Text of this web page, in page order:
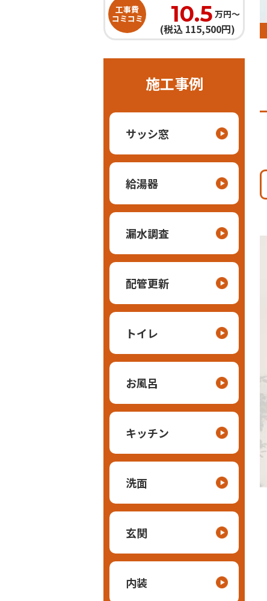
工事費
コミコミ 10.5 万円〜
(税込 115,500円)
施工事例
サッシ窓
給湯器
漏水調査
配管更新
トイレ
お風呂
キッチン
洗面
玄関
内装